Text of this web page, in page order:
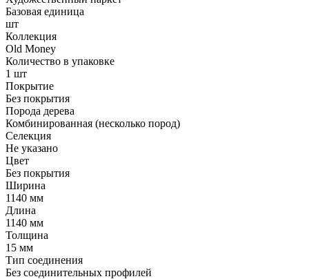
Базовая единица
шт
Коллекция
Old Money
Количество в упаковке
1 шт
Покрытие
Без покрытия
Порода дерева
Комбинированная (несколько пород)
Селекция
Не указано
Цвет
Без покрытия
Ширина
1140 мм
Длина
1140 мм
Толщина
15 мм
Тип соединения
Без соединительных профилей